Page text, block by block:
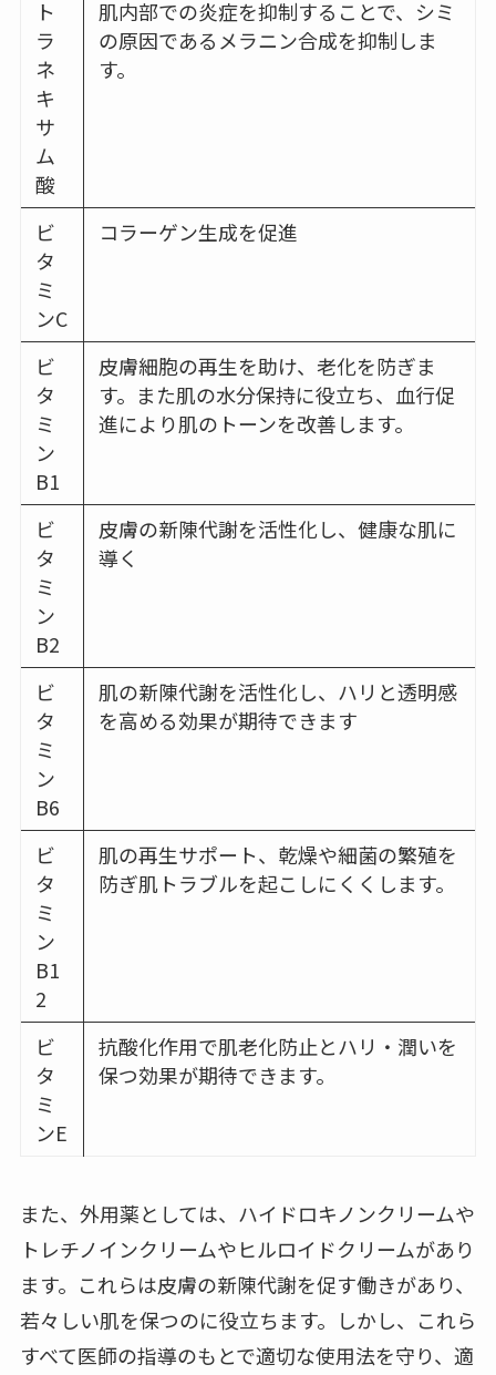
ト
ラ
ネ
キ
サ
ム
酸
肌内部での炎症を抑制することで、シミ
の原因であるメラニン合成を抑制しま
す。
ビ
タ
ミ
ンC
コラーゲン生成を促進
ビ
タ
ミ
ン
B1
皮膚細胞の再生を助け、老化を防ぎま
す。また肌の水分保持に役立ち、血行促
進により肌のトーンを改善します。
ビ
タ
ミ
ン
B2
皮膚の新陳代謝を活性化し、健康な肌に
導く
ビ
タ
ミ
ン
B6
肌の新陳代謝を活性化し、ハリと透明感
を高める効果が期待できます
ビ
タ
ミ
ン
B1
2
肌の再生サポート、乾燥や細菌の繁殖を
防ぎ肌トラブルを起こしにくくします。
ビ
タ
ミ
ンE
抗酸化作用で肌老化防止とハリ・潤いを
保つ効果が期待できます。
また、外用薬としては、ハイドロキノンクリームや
トレチノインクリームやヒルロイドクリームがあり
ます。これらは皮膚の新陳代謝を促す働きがあり、
若々しい肌を保つのに役立ちます。しかし、これら
すべて医師の指導のもとで適切な使用法を守り、適